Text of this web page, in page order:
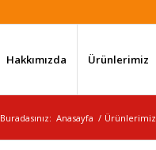
Hakkımızda Ürünlerimiz
Buradasınız: Anasayfa / Ürünlerimiz